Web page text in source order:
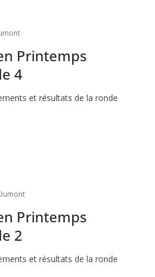
Printemps
4
et résultats de la ronde
Printemps
2
et résultats de la ronde